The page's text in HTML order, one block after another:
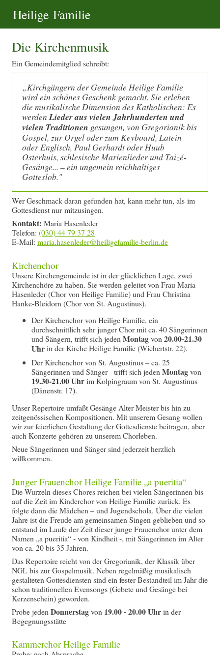
Heilige Familie
Die Kirchenmusik
Ein Gemeindemitglied schreibt:
„Kirchgängern der Gemeinde Heilige Familie
wird ein schönes Geschenk gemacht. Sie erleben
die musikalische Dimension des Katholischen: Es
werdenLieder aus vielen Jahrhunderten und
vielen Traditionen gesungen, von Gregorianik bis
Gospel, zur Orgel oder zum Keyboard, Latein
oder Englisch, Paul Gerhardt oder Huub
Osterhuis, schlesische Marienlieder und Taizé-
Gesänge... – ein ungemein reichhaltiges
Gotteslob."
Wer Geschmack daran gefunden hat, kann mehr tun, als im
Gottesdienst nur mitzusingen.
Kontakt: Maria Hasenleder
Telefon: (030) 44 79 37 28
E-Mail:
Kirchenchor
Unsere Kirchengemeinde ist in der glücklichen Lage, zwei
Kirchenchöre zu haben. Sie werden geleitet von Frau Maria
Hasenleder (Chor von Heilige Familie) und Frau Christina
Hanke-Bleidorn (Chor von St. Augustinus).
Der Kirchenchor von Heilige Familie, ein
durchschnittlich sehr junger Chor mit ca. 40 Sängerinnen
und Sängern, trifft sich jedenMontagvon20.00-21.30
Uhrin der Kirche Heilige Familie (Wichertstr. 22).
Der Kirchenchor von St. Augustinus – ca. 25
Sängerinnen und Sänger - trifft sich jedenMontagvon
19.30-21.00 Uhrim Kolpingraum von St. Augustinus
(Dänenstr. 17).
Unser Repertoire umfaßt Gesänge Alter Meister bis hin zu
zeitgenössischen Kompositionen. Mit unserem Gesang wollen
wir zur feierlichen Gestaltung der Gottesdienste beitragen, aber
auch Konzerte gehören zu unserem Chorleben.
Neue Sängerinnen und Sänger sind jederzeit herzlich
willkommen.
Junger Frauenchor Heilige Familie „a pueritia“
Die Wurzeln dieses Chores reichen bei vielen Sängerinnen bis
auf die Zeit im Kinderchor von Heilige Familie zurück. Es
folgte dann die Mädchen – und Jugendschola. Über die vielen
Jahre ist die Freude am gemeinsamen Singen geblieben und so
entstand im Laufe der Zeit dieser junge Frauenchor unter dem
Namen „a pueritia“ - von Kindheit -, mit Sängerinnen im Alter
von ca. 20 bis 35 Jahren.
Das Repertoire reicht von der Gregorianik, der Klassik über
NGL bis zur Gospelmusik. Neben regelmäßig musikalisch
gestalteten Gottesdiensten sind ein fester Bestandteil im Jahr die
schon traditionellen Evensongs (Gebete und Gesänge bei
Kerzenschein) geworden.
Probe jeden Donnerstagvon 19.00 - 20.00 Uhrin der
Begegnungsstätte
Kammerchor Heilige Familie